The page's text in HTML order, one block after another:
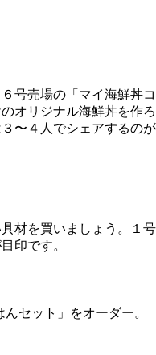
号売場の「マイ海鮮丼コ
オリジナル海鮮丼を作ろ
〜４人でシェアするのが
材を買いましょう。１号
印です。
セット」をオーダー。